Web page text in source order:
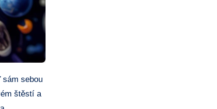
štěstí a